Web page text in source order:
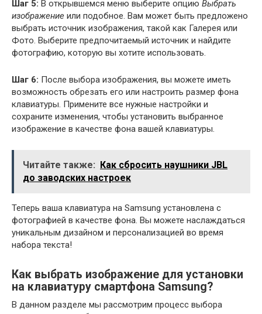
Шаг 5: В открывшемся меню выберите опцию Выбрать
изображение или подобное. Вам может быть предложено
выбрать источник изображения, такой как Галерея или
Фото. Выберите предпочитаемый источник и найдите
фотографию, которую вы хотите использовать.
Шаг 6: После выбора изображения, вы можете иметь
возможность обрезать его или настроить размер фона
клавиатуры. Примените все нужные настройки и
сохраните изменения, чтобы установить выбранное
изображение в качестве фона вашей клавиатуры.
Читайте также: Как сбросить наушники JBL
до заводских настроек
Теперь ваша клавиатура на Samsung установлена с
фотографией в качестве фона. Вы можете наслаждаться
уникальным дизайном и персонализацией во время
набора текста!
Как выбрать изображение для установки
на клавиатуру смартфона Samsung?
В данном разделе мы рассмотрим процесс выбора